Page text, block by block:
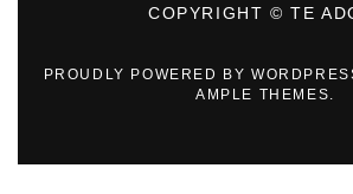
COPYRIGHT © TE
PROUDLY POWERED BY
AMPLE THEMES.